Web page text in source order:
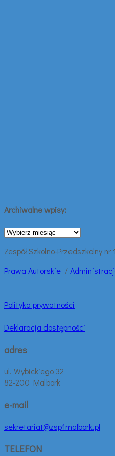
Archiwalne wpisy:
Archiwalne
Zespół Szkolno-Przedszkolny
Prawa Autorskie /
Polityka prywatności
Deklaracja dostępności
adres
ul. Wybickiego 32
82-200 Malbork
e-mail
sekretariat@zsp1malbork.pl
TELEFON